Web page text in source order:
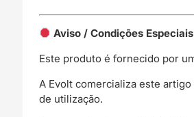
Aviso / Condições
Este produto é fornecido por
A Evolt comercializa este artigo
de utilização.